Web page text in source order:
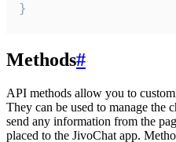
}
Methods#
API methods allow you to
They can be used to manage the
send any information from the
placed to the JivoChat app.